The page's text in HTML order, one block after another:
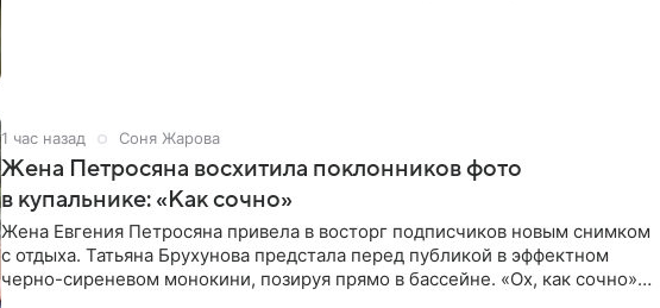
1 час назад Соня Жарова
Жена Петросяна восхитила поклонников фото
в купальнике: «Как сочно»
Жена Евгения Петросяна привела в восторг подписчиков новым снимком
с отдыха. Татьяна Брухунова предстала перед публикой в эффектном
черно-сиреневом монокини, позируя прямо в бассейне. «Ох, как сочно»,